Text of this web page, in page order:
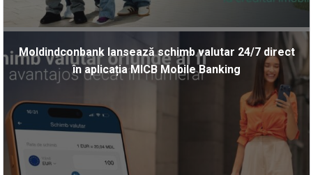
Moldindconbank lansează schimb valutar 24/7 direct
în aplicația MICB Mobile Banking